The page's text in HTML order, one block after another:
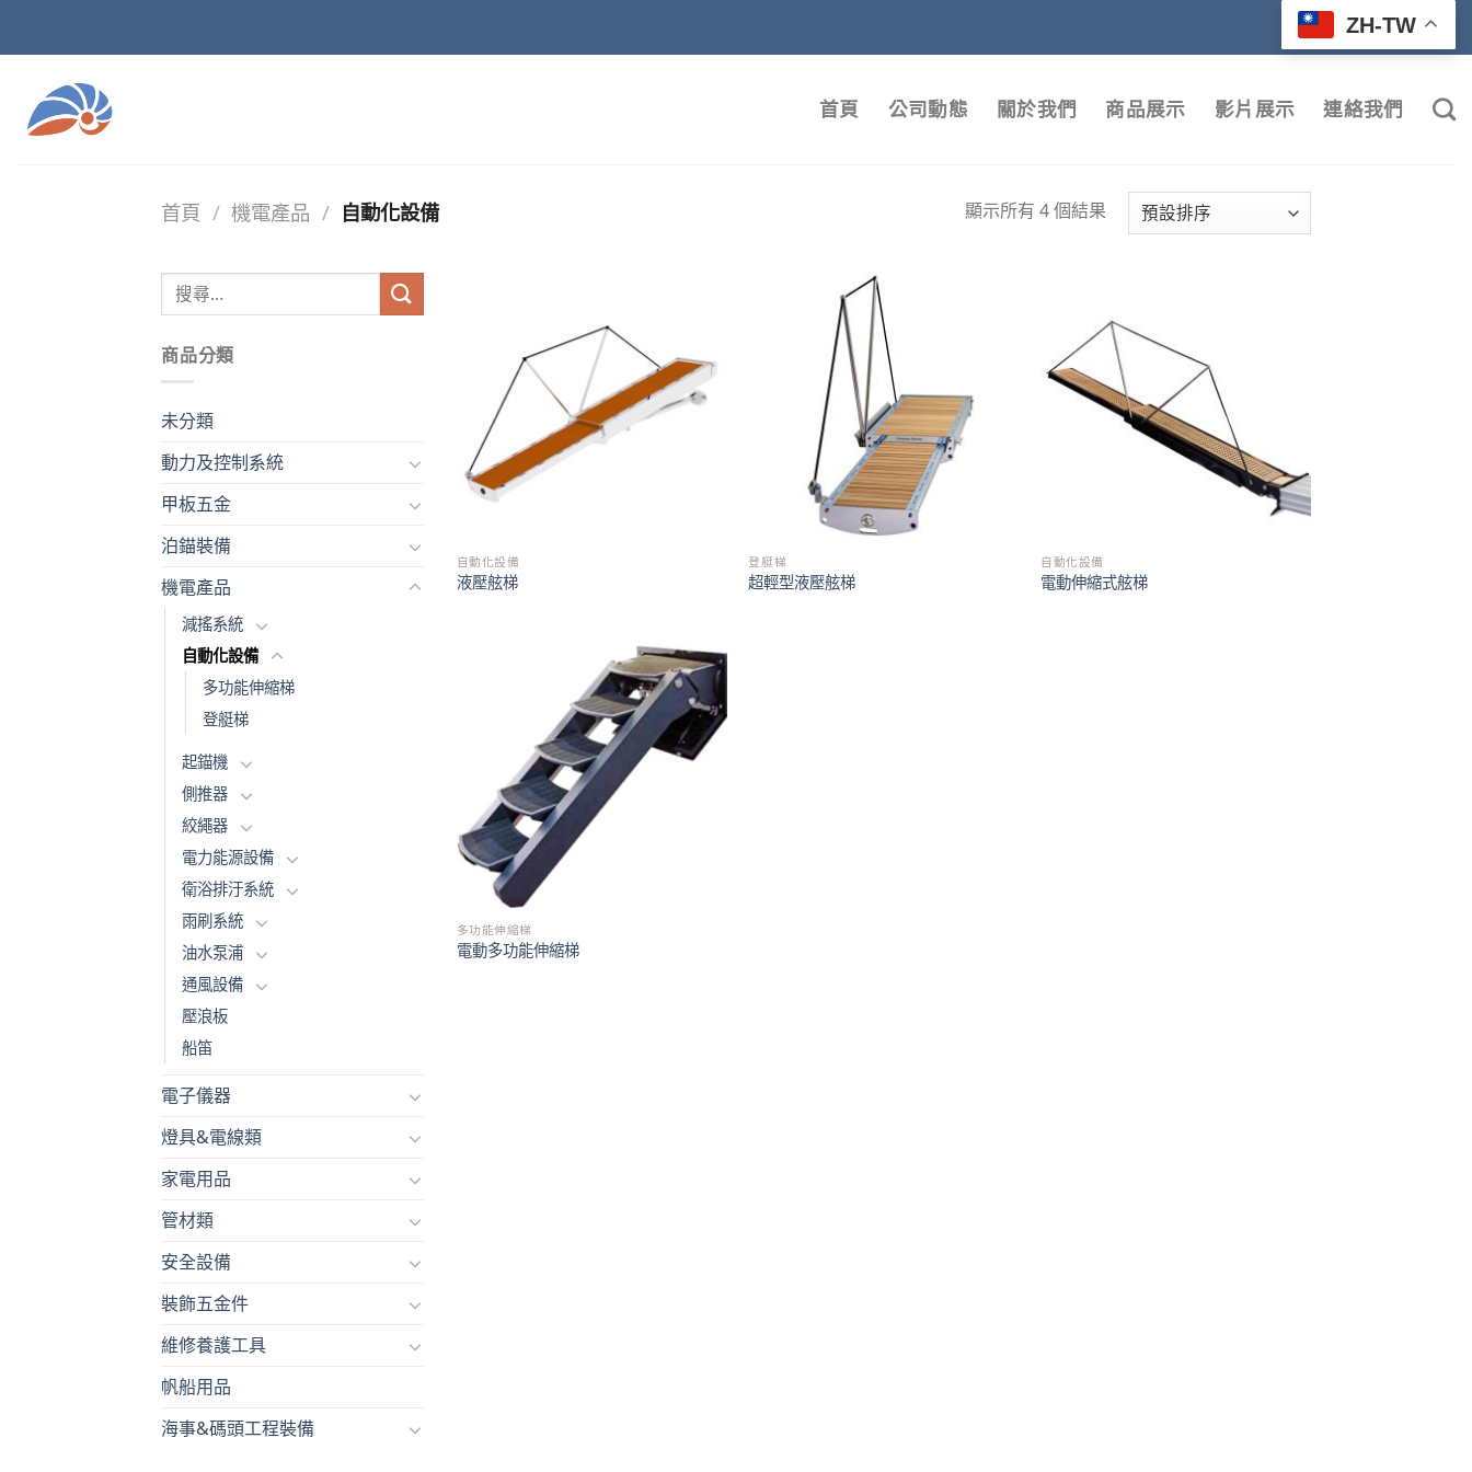
ZH-TW
首頁 公司動態 關於我們 商品展示 影片展示 連絡我們
首頁 / 機電產品 / 自動化設備 顯示所有 4 個結果
商品分類
未分類
動力及控制系統
甲板五金
泊錨裝備
機電產品
減搖系統
自動化設備
多功能伸縮梯
登艇梯
起錨機
側推器
絞繩器
電力能源設備
衛浴排汙系統
雨刷系統
油水泵浦
通風設備
壓浪板
船笛
電子儀器
燈具&電線類
家電用品
管材類
安全設備
裝飾五金件
維修養護工具
帆船用品
海事&碼頭工程裝備
自動化設備
液壓舷梯
登艇梯
超輕型液壓舷梯
自動化設備
電動伸縮式舷梯
多功能伸縮梯
電動多功能伸縮梯